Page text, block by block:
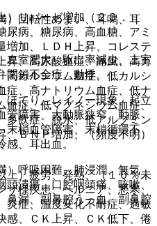
リパーゼ増加（２０．
病、糖尿病、高血糖、アミ
増加、ＬＤＨ上昇、コレステ
昇、高尿酸血症、痛風、高カ
高カルシウム血症、低カルシ
症、高ナトリウム血症、低ナ
血症、低マグネシウム血症、
多飲症、脱水、低アルブミン
ＢＮＰ増加、（頻度不明）
）疲労、発熱、（１０％未
様疾患、ヘルニア、悪寒、
炎症、温度変化不耐症、過敏
感、ＣＫ上昇、ＣＫ低下、倦
回転性めまい、耳鳴、耳
室肥大、駆出率減少、上室
鎖不全症、動悸。
てり、レイノー現象、起立
管障害、大動脈狭窄、動脈
末梢血管障害、末梢循環不
、耳出血。
呼吸困難、肺浸潤、無気
潰瘍、口腔咽頭痛、咳嗽、
鼻漏、副鼻腔うっ血、副鼻腔